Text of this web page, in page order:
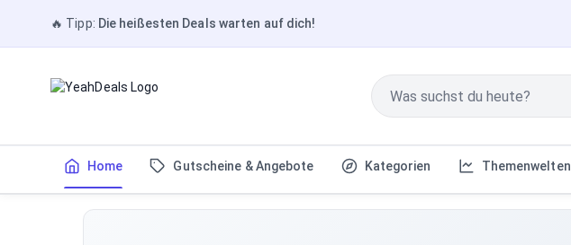
🔥 Tipp: Die heißesten Deals warten auf dich!
Home Gutscheine & Angebote Kategorien Themenwelten